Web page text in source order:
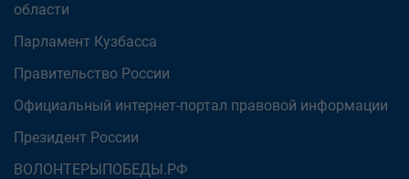
области
Парламент Кузбасса
Правительство России
Официальный интернет-портал правовой информации
Президент России
ВОЛОНТЕРЫПОБЕДЫ.РФ